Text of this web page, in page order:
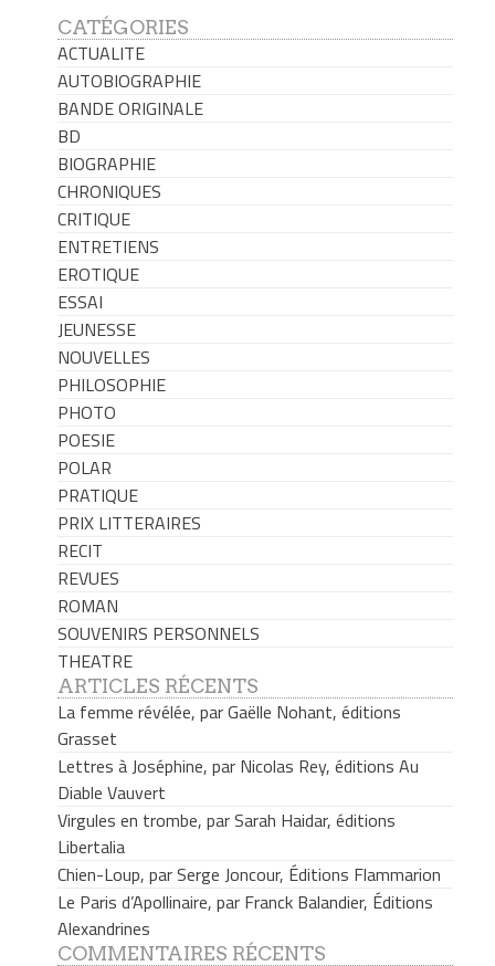
CATÉGORIES
ACTUALITE
AUTOBIOGRAPHIE
BANDE ORIGINALE
BD
BIOGRAPHIE
CHRONIQUES
CRITIQUE
ENTRETIENS
EROTIQUE
ESSAI
JEUNESSE
NOUVELLES
PHILOSOPHIE
PHOTO
POESIE
POLAR
PRATIQUE
PRIX LITTERAIRES
RECIT
REVUES
ROMAN
SOUVENIRS PERSONNELS
THEATRE
ARTICLES RÉCENTS
La femme révélée, par Gaëlle Nohant, éditions
Grasset
Lettres à Joséphine, par Nicolas Rey, éditions Au
Diable Vauvert
Virgules en trombe, par Sarah Haidar, éditions
Libertalia
Chien-Loup, par Serge Joncour, Éditions Flammarion
Le Paris d’Apollinaire, par Franck Balandier, Éditions
Alexandrines
COMMENTAIRES RÉCENTS